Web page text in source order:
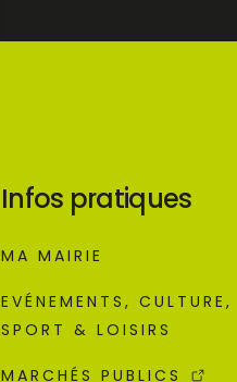
Infos pratiques
MA MAIRIE
EVÉNEMENTS, CULTURE,
SPORT & LOISIRS
MARCHÉS PUBLICS